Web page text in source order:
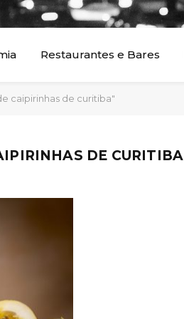
Restaurantes e Bares
caipirinhas de curitiba"
DE CURITIBA